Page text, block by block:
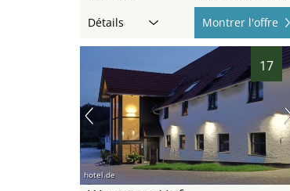
Détails Montrer l'offre
17
hotel.de